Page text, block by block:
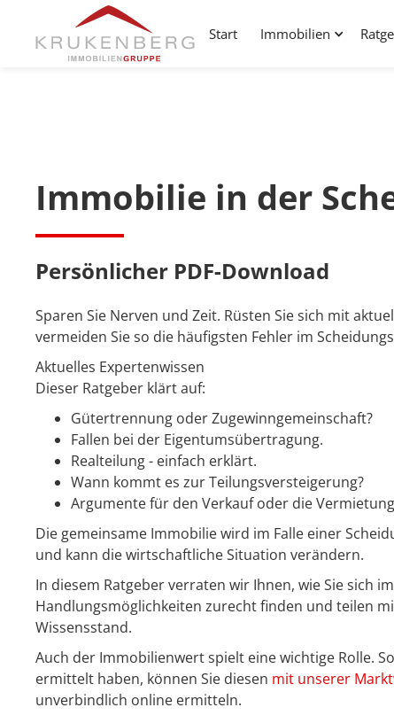
Start Immobilien
Immobilie in der
Persönlicher PDF-Download
Sparen Sie Nerven und Zeit. Rüsten Sie sich mit
vermeiden Sie so die häufigsten Fehler im
Aktuelles Expertenwissen
Dieser Ratgeber klärt auf:
Gütertrennung oder Zugewinngemeinschaft?
Fallen bei der Eigentumsübertragung.
Realteilung - einfach erklärt.
Wann kommt es zur Teilungsversteigerung?
Argumente für den Verkauf oder die
Die gemeinsame Immobilie wird im Falle einer
und kann die wirtschaftliche Situation verändern.
In diesem Ratgeber verraten wir Ihnen, wie Sie sich
Handlungsmöglichkeiten zurecht finden und teilen
Wissensstand.
Auch der Immobilienwert spielt eine wichtige Rolle.
ermittelt haben, können Sie diesen mit unserer
unverbindlich online ermitteln.